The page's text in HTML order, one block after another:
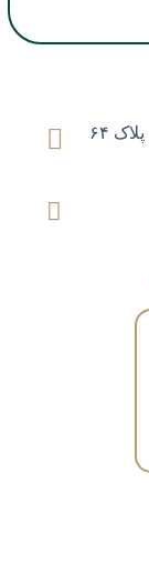
سعادت آباد , میدان کاج , خیابان سرو شرقی , پلاک ۶۴